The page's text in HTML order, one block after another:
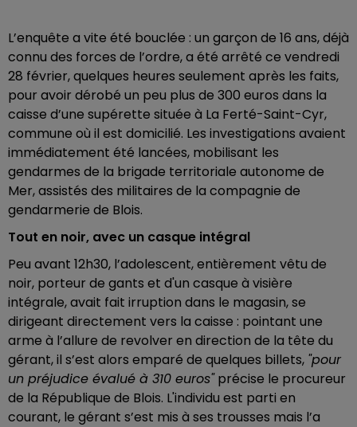
L’enquête a vite été bouclée : un garçon de 16 ans, déjà
connu des forces de l’ordre, a été arrêté ce vendredi
28 février, quelques heures seulement après les faits,
pour avoir dérobé un peu plus de 300 euros dans la
caisse d’une supérette située à La Ferté-Saint-Cyr,
commune où il est domicilié. Les investigations avaient
immédiatement été lancées, mobilisant les
gendarmes de la brigade territoriale autonome de
Mer, assistés des militaires de la compagnie de
gendarmerie de Blois.
Tout en noir, avec un casque intégral
Peu avant 12h30, l’adolescent, entièrement vêtu de
noir, porteur de gants et d'un casque à visière
intégrale, avait fait irruption dans le magasin, se
dirigeant directement vers la caisse : pointant une
arme à l’allure de revolver en direction de la tête du
gérant, il s’est alors emparé de quelques billets, "pour
un préjudice évalué à 310 euros"précise le procureur
de la République de Blois. L'individu est parti en
courant, le gérant s’est mis à ses trousses mais l’a